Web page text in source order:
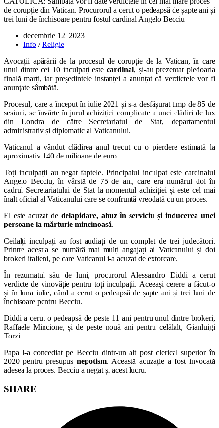
Publicat:
decembrie 12, 2023
Categorie:
Info / Religie
Avocații apărării de la procesul de corupție de la Vatican, în care
unul dintre cei 10 inculpați este cardinal, și-au prezentat pledoaria
finală marți, iar președintele instanței a anunțat că verdictele vor fi
anunțate sâmbătă.
Procesul, care a început în iulie 2021 și s-a desfășurat timp de 85 de
sesiuni, se învârte în jurul achiziției complicate a unei clădiri de lux
din Londra de către Secretariatul de Stat, departamentul
administrativ și diplomatic al Vaticanului.
Vaticanul a vândut clădirea anul trecut cu o pierdere estimată la
aproximativ 140 de milioane de euro.
Toți inculpații au negat faptele. Principalul inculpat este cardinalul
Angelo Becciu, în vârstă de 75 de ani, care era numărul doi în
cadrul Secretariatului de Stat la momentul achiziției și este cel mai
înalt oficial al Vaticanului care se confruntă vreodată cu un proces.
El este acuzat de delapidare, abuz în serviciu și inducerea unei
persoane la mărturie mincinoasă.
Ceilalți inculpați au fost audiați de un complet de trei judecători.
Printre aceștia se numără mai mulți angajați ai Vaticanului și doi
brokeri italieni, pe care Vaticanul i-a acuzat de extorcare.
În rezumatul său de luni, procurorul Alessandro Diddi a cerut
verdicte de vinovăție pentru toți inculpații. Aceeași cerere a făcut-o
și în luna iulie, când a cerut o pedeapsă de șapte ani și trei luni de
închisoare pentru Becciu.
Diddi a cerut o pedeapsă de peste 11 ani pentru unul dintre brokeri,
Raffaele Mincione, și de peste nouă ani pentru celălalt, Gianluigi
Torzi.
Papa l-a concediat pe Becciu dintr-un alt post clerical superior în
2020 pentru presupus nepotism. Această acuzație a fost invocată
adesea la proces. Becciu a negat și acest lucru.
SHARE